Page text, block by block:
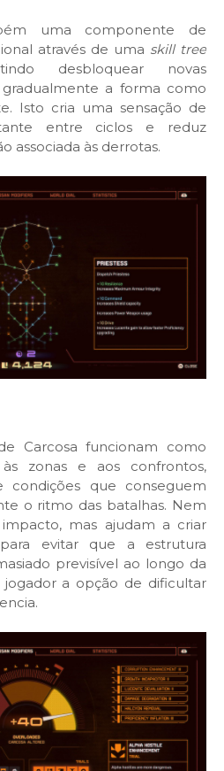
uma componente de
através de uma skill tree
desbloquear novas
a forma como
Isto cria uma sensação de
entre ciclos e reduz
associada às derrotas.
Carcosa funcionam como
às zonas e aos confrontos,
condições que conseguem
o ritmo das batalhas. Nem
mas ajudam a criar
evitar que a estrutura
previsível ao longo da
a opção de dificultar